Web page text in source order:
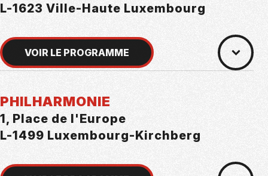
L-1623 Ville-Haute Luxembourg
VOIR LE PROGRAMME
PHILHARMONIE
1, Place de l'Europe
L-1499 Luxembourg-Kirchberg